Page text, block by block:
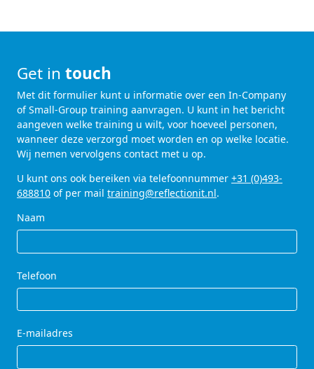
Get in touch
Met dit formulier kunt u informatie over een In-Company
of Small-Group training aanvragen. U kunt in het bericht
aangeven welke training u wilt, voor hoeveel personen,
wanneer deze verzorgd moet worden en op welke locatie.
Wij nemen vervolgens contact met u op.
U kunt ons ook bereiken via telefoonnummer +31 (0)493-
688810 of per mail training@reflectionit.nl.
Naam
Telefoon
E-mailadres